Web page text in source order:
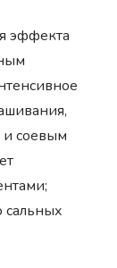
эффекта
и соевым
сальных